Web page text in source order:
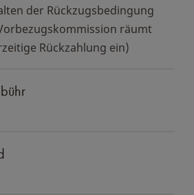
der Rückzugsbedingung
räumt
Rückzahlung ein)